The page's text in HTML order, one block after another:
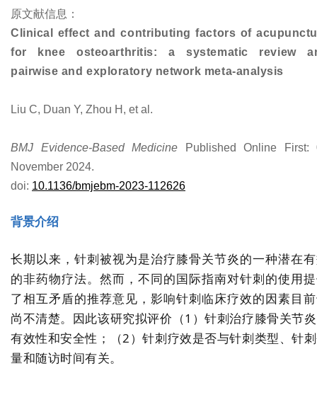
原文献信息：
Clinical effect and contributing factors of
for knee osteoarthritis: a systematic review
pairwise and exploratory network meta-analysis
Liu C, Duan Y, Zhou H, et al.
BMJ Evidence-Based Medicine Published Online First:
November 2024.
doi: 10.1136/bmjebm-2023-112626
背景介绍
长期以来，针刺被视为是治疗膝骨关节炎的一种潜在
的非药物疗法。然而，不同的国际指南对针刺的使用
了相互矛盾的推荐意见，影响针刺临床疗效的因素目
尚不清楚。因此该研究拟评价（1）针刺治疗膝骨关节
有效性和安全性；（2）针刺疗效是否与针刺类型、针
量和随访时间有关。